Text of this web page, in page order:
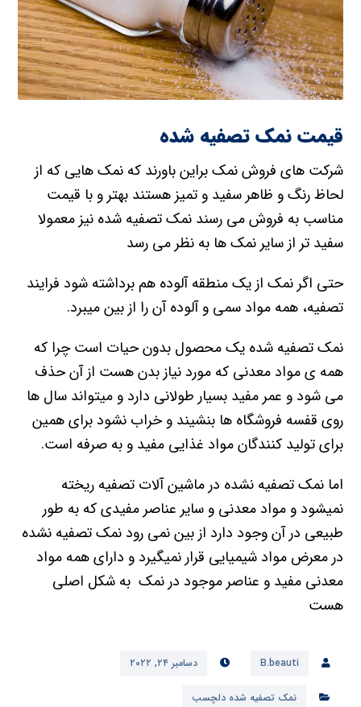
قیمت نمک تصفیه شده
شرکت های فروش نمک براین باورند که نمک هایی که از
لحاظ رنگ و ظاهر سفید و تمیز هستند بهتر و با قیمت
مناسب به فروش می رسند نمک تصفیه شده نیز معمولا
سفید تر از سایر نمک ها به نظر می رسد
حتی اگر نمک از یک منطقه آلوده هم برداشته شود فرایند
تصفیه، همه مواد سمی و آلوده آن را از بین میبرد.
نمک تصفیه شده یک محصول بدون حیات است چرا که
همه ی مواد معدنی که مورد نیاز بدن هست از آن حذف
می شود و عمر مفید بسیار طولانی دارد و میتواند سال ها
روی قفسه فروشگاه ها بنشیند و خراب نشود برای همین
برای تولید کنندگان مواد غذایی مفید و به صرفه است.
اما نمک تصفیه نشده در ماشین آلات تصفیه ریخته
نمیشود و مواد معدنی و سایر عناصر مفیدی که به طور
طبیعی در آن وجود دارد از بین نمی رود نمک تصفیه نشده
در معرض مواد شیمیایی قرار نمیگیرد و دارای همه مواد
معدنی مفید و عناصر موجود در نمک به شکل اصلی
هست
B.beauti دسامبر ۲۴, ۲۰۲۲
نمک تصفیه شده دلچسب